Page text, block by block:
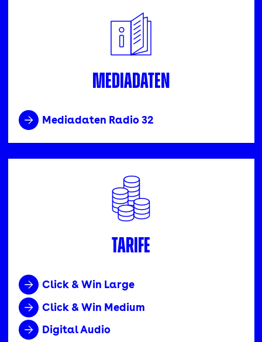
Mediadaten
Mediadaten Radio 32
Tarife
Click & Win Large
Click & Win Medium
Digital Audio